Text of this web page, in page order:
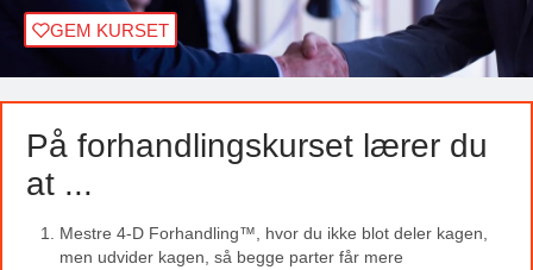
GEM KURSET
På forhandlingskurset lærer du
at ...
Mestre 4-D Forhandling™, hvor du ikke blot deler kagen,
men udvider kagen, så begge parter får mere